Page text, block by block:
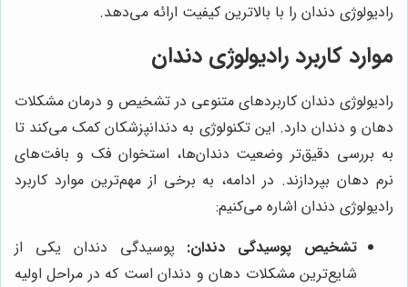
رادیولوژی دندان را با بالاترین کیفیت ارائه می‌دهد.
موارد کاربرد رادیولوژی دندان
رادیولوژی دندان کاربردهای متنوعی در تشخیص و درمان مشکلات
دهان و دندان دارد. این تکنولوژی به دندانپزشکان کمک می‌کند تا
به بررسی دقیق‌تر وضعیت دندان‌ها، استخوان فک و بافت‌های
نرم دهان بپردازند. در ادامه، به برخی از مهم‌ترین موارد کاربرد
رادیولوژی دندان اشاره می‌کنیم:
تشخیص پوسیدگی دندان: پوسیدگی دندان یکی از
شایع‌ترین مشکلات دهان و دندان است که در مراحل اولیه